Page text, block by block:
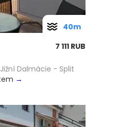
7 111 RUB
Dalmácie - Split
→
40m